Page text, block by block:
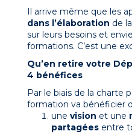
Il arrive même que les
dans l’élaboration de
sur leurs besoins et
formations. C’est une
Qu’en retire votre
4 bénéfices
Par le biais de la charte
formation va bénéficier
une vision et une
partagées entre